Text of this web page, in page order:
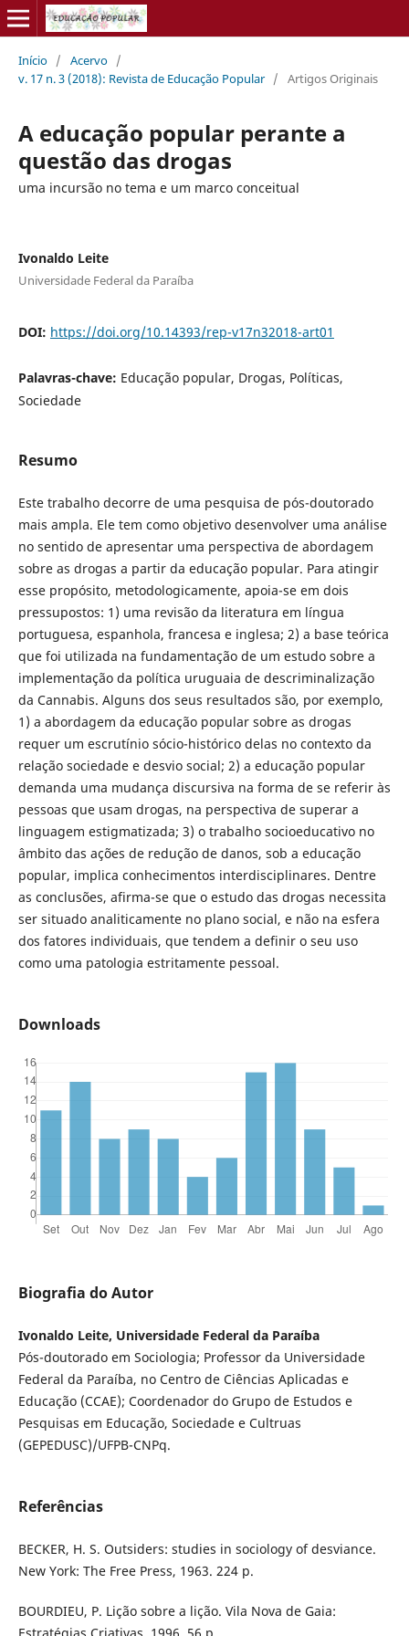
Início / Acervo /
v. 17 n. 3 (2018): Revista de Educação Popular / Artigos Originais
A educação popular perante a
questão das drogas
uma incursão no tema e um marco conceitual
Ivonaldo Leite
Universidade Federal da Paraíba
DOI: https://doi.org/10.14393/rep-v17n32018-art01
Palavras-chave: Educação popular, Drogas, Políticas,
Sociedade
Resumo
Este trabalho decorre de uma pesquisa de pós-doutorado
mais ampla. Ele tem como objetivo desenvolver uma análise
no sentido de apresentar uma perspectiva de abordagem
sobre as drogas a partir da educação popular. Para atingir
esse propósito, metodologicamente, apoia-se em dois
pressupostos: 1) uma revisão da literatura em língua
portuguesa, espanhola, francesa e inglesa; 2) a base teórica
que foi utilizada na fundamentação de um estudo sobre a
implementação da política uruguaia de descriminalização
da Cannabis. Alguns dos seus resultados são, por exemplo,
1) a abordagem da educação popular sobre as drogas
requer um escrutínio sócio-histórico delas no contexto da
relação sociedade e desvio social; 2) a educação popular
demanda uma mudança discursiva na forma de se referir às
pessoas que usam drogas, na perspectiva de superar a
linguagem estigmatizada; 3) o trabalho socioeducativo no
âmbito das ações de redução de danos, sob a educação
popular, implica conhecimentos interdisciplinares. Dentre
as conclusões, afirma-se que o estudo das drogas necessita
ser situado analiticamente no plano social, e não na esfera
dos fatores individuais, que tendem a definir o seu uso
como uma patologia estritamente pessoal.
Downloads
Biografia do Autor
Ivonaldo Leite, Universidade Federal da Paraíba
Pós-doutorado em Sociologia; Professor da Universidade
Federal da Paraíba, no Centro de Ciências Aplicadas e
Educação (CCAE); Coordenador do Grupo de Estudos e
Pesquisas em Educação, Sociedade e Cultruas
(GEPEDUSC)/UFPB-CNPq.
Referências
BECKER, H. S. Outsiders: studies in sociology of desviance.
New York: The Free Press, 1963. 224 p.
BOURDIEU, P. Lição sobre a lição. Vila Nova de Gaia: